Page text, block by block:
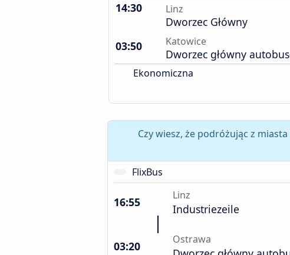
14:30 Linz
Dworzec Główny
03:50
Katowice
Dworzec główny
Ekonomiczna
Czy wiesz, że podróżując z
FlixBus
16:55 Linz
Industriezeile
03:20 Ostrawa